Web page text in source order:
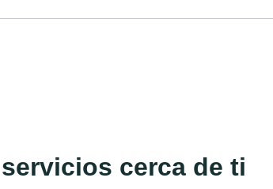
cerca de ti